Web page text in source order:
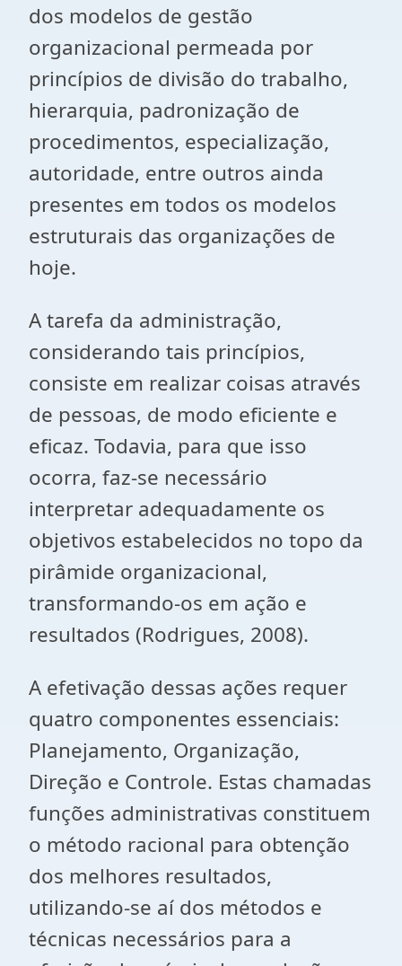
dos modelos de gestão
organizacional permeada por
princípios de divisão do trabalho,
hierarquia, padronização de
procedimentos, especialização,
autoridade, entre outros ainda
presentes em todos os modelos
estruturais das organizações de
hoje.
A tarefa da administração,
considerando tais princípios,
consiste em realizar coisas através
de pessoas, de modo eficiente e
eficaz. Todavia, para que isso
ocorra, faz-se necessário
interpretar adequadamente os
objetivos estabelecidos no topo da
pirâmide organizacional,
transformando-os em ação e
resultados (Rodrigues, 2008).
A efetivação dessas ações requer
quatro componentes essenciais:
Planejamento, Organização,
Direção e Controle. Estas chamadas
funções administrativas constituem
o método racional para obtenção
dos melhores resultados,
utilizando-se aí dos métodos e
técnicas necessários para a